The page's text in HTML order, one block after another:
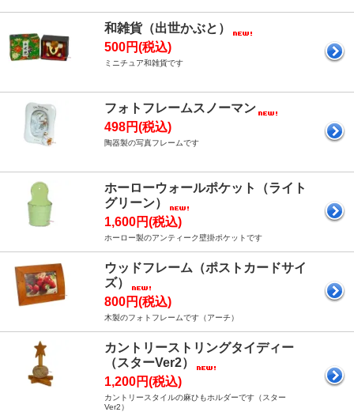
和雑貨（出世かぶと）
500円(税込)
ミニチュア和雑貨です
フォトフレームスノーマン
498円(税込)
陶器製の写真フレームです
ホーローウォールポケット（ライト
グリーン）
1,600円(税込)
ホーロー製のアンティーク壁掛ポケットです
ウッドフレーム（ポストカードサイ
ズ）
800円(税込)
木製のフォトフレームです（アーチ）
カントリーストリングタイディー
（スターVer2）
1,200円(税込)
カントリースタイルの麻ひもホルダーです（スター
Ver2）